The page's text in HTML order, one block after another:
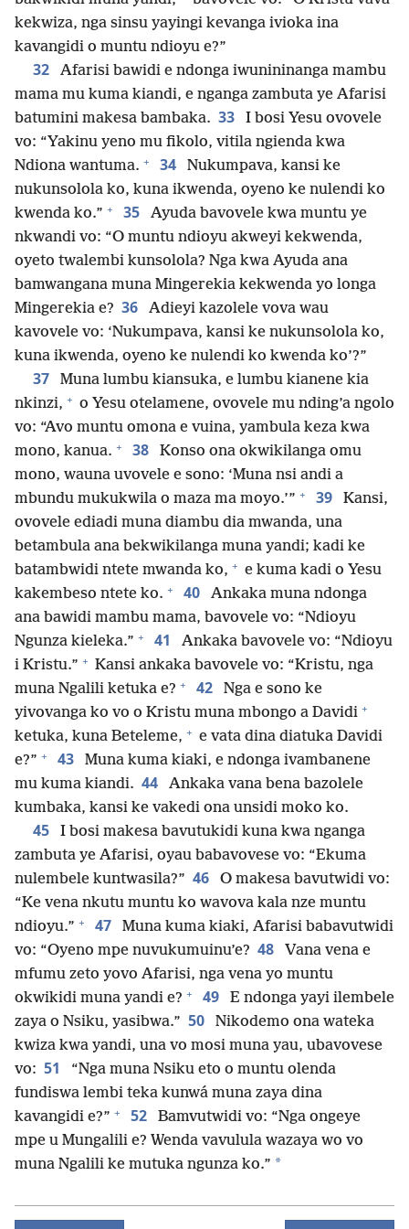
kekwiza, nga sinsu yayingi kevanga ivioka ina
kavangidi o muntu ndioyu e?”
32
Afarisi bawidi e ndonga iwunininanga mambu
mama mu kuma kiandi, e nganga zambuta ye Afarisi
batumini makesa bambaka. 33
I bosi Yesu ovovele
vo: “Yakinu yeno mu fikolo, vitila ngienda kwa
Ndiona wantuma. + 34
Nukumpava, kansi ke
nukunsolola ko, kuna ikwenda, oyeno ke nulendi ko
kwenda ko.” + 35
Ayuda bavovele kwa muntu ye
nkwandi vo: “O muntu ndioyu akweyi kekwenda,
oyeto twalembi kunsolola? Nga kwa Ayuda ana
bamwangana muna Mingerekia kekwenda yo longa
Mingerekia e? 36
Adieyi kazolele vova wau
kavovele vo: ‘Nukumpava, kansi ke nukunsolola ko,
kuna ikwenda, oyeno ke nulendi ko kwenda ko’?”
37
Muna lumbu kiansuka, e lumbu kianene kia
nkinzi, + o Yesu otelamene, ovovele mu nding’a ngolo
vo: “Avo muntu omona e vuina, yambula keza kwa
mono, kanua. + 38
Konso ona okwikilanga omu
mono, wauna uvovele e sono: ‘Muna nsi andi a
mbundu mukukwila o maza ma moyo.’” + 39
Kansi,
ovovele ediadi muna diambu dia mwanda, una
betambula ana bekwikilanga muna yandi; kadi ke
batambwidi ntete mwanda ko, + e kuma kadi o Yesu
kakembeso ntete ko. + 40
Ankaka muna ndonga
ana bawidi mambu mama, bavovele vo: “Ndioyu
Ngunza kieleka.” + 41
Ankaka bavovele vo: “Ndioyu
i Kristu.” + Kansi ankaka bavovele vo: “Kristu, nga
muna Ngalili ketuka e? + 42
Nga e sono ke
yivovanga ko vo o Kristu muna mbongo a Davidi +
ketuka, kuna Beteleme, + e vata dina diatuka Davidi
e?” + 43
Muna kuma kiaki, e ndonga ivambanene
mu kuma kiandi. 44
Ankaka vana bena bazolele
kumbaka, kansi ke vakedi ona unsidi moko ko.
45
I bosi makesa bavutukidi kuna kwa nganga
zambuta ye Afarisi, oyau babavovese vo: “Ekuma
nulembele kuntwasila?” 46
O makesa bavutwidi vo:
“Ke vena nkutu muntu ko wavova kala nze muntu
ndioyu.” + 47
Muna kuma kiaki, Afarisi babavutwidi
vo: “Oyeno mpe nuvukumuinu’e? 48
Vana vena e
mfumu zeto yovo Afarisi, nga vena yo muntu
okwikidi muna yandi e? + 49
E ndonga yayi ilembele
zaya o Nsiku, yasibwa.” 50
Nikodemo ona wateka
kwiza kwa yandi, una vo mosi muna yau, ubavovese
vo: 51
“Nga muna Nsiku eto o muntu olenda
fundiswa lembi teka kunwá muna zaya dina
kavangidi e?” + 52
Bamvutwidi vo: “Nga ongeye
mpe u Mungalili e? Wenda vavulula wazaya wo vo
muna Ngalili ke mutuka ngunza ko.” *